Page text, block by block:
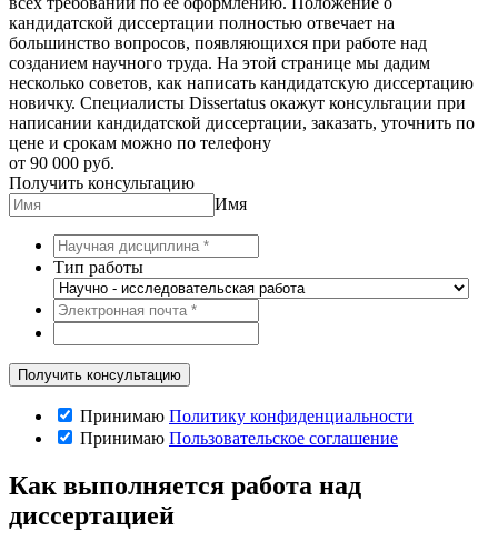
кандидатской диссертации полностью отвечает на
большинство вопросов, появляющихся при работе над
созданием научного труда. На этой странице мы дадим
несколько советов, как написать кандидатскую диссертацию
новичку. Специалисты Dissertatus окажут консультации при
написании кандидатской диссертации, заказать, уточнить по
цене и срокам можно по телефону
от 90 000 руб.
Получить консультацию
Имя
Тип работы
Принимаю Политику конфиденциальности
Принимаю Пользовательское соглашение
Как выполняется работа над
диссертацией